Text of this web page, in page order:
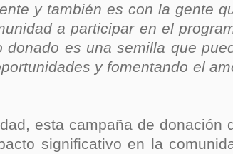
Fábrica de Licores del Tolima alcanzó el 94
y también es con la gente
a participar en el
donado es una semilla que
y fomentando el
esta campaña de donación
significativo en la